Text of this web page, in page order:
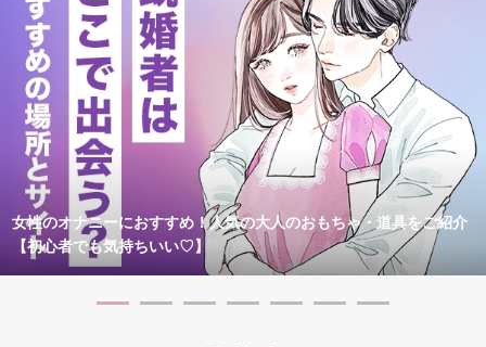
女性のオナニーにおすすめ！人気の大人のおもちゃ・道具をご紹介
【初心者でも気持ちいい♡】